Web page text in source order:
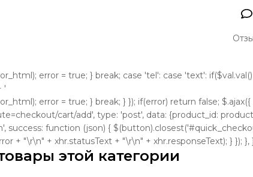
error = true; } break; case 'tel': case 'text':
'
error = true; } break; } }); if(error) return false;
cart/add', type: 'post', data: {product_id:
success: function (json) {
+ "\r\n" + xhr.statusText + "\r\n" + xhr.responseText); } }); },
этой категории